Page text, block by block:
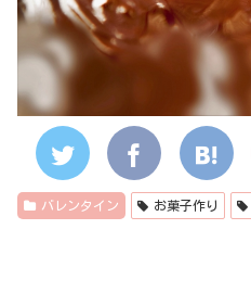
バレンタイン お菓子作り